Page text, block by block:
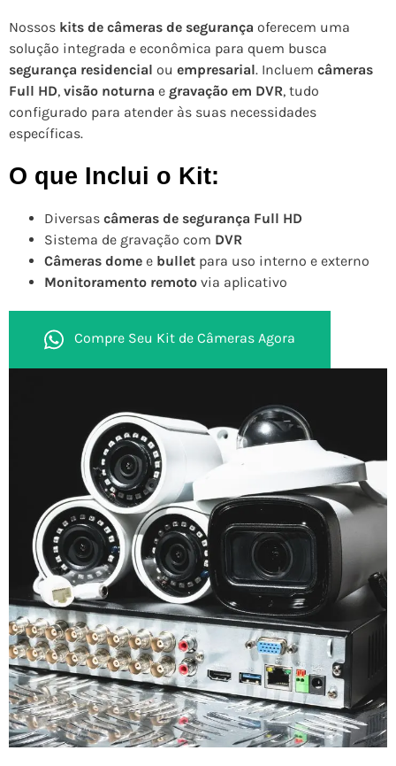
Nossos kits de câmeras de segurança oferecem uma
solução integrada e econômica para quem busca
segurança residencial ou empresarial. Incluem câmeras
Full HD, visão noturna e gravação em DVR, tudo
configurado para atender às suas necessidades
específicas.
O que Inclui o Kit:
Diversas câmeras de segurança Full HD
Sistema de gravação com DVR
Câmeras dome e bullet para uso interno e externo
Monitoramento remoto via aplicativo
Compre Seu Kit de Câmeras Agora